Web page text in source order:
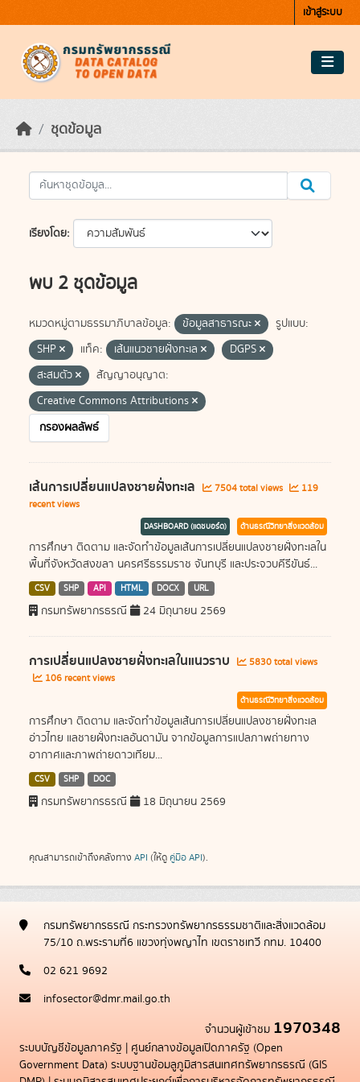
เข้าสู่ระบบ
ชุดข้อมูล
เรียงโดย
พบ 2 ชุดข้อมูล
หมวดหมู่ตามธรรมาภิบาลข้อมูล: ข้อมูลสาธารณะ
รูปแบบ:
SHP
แท็ค: เส้นแนวชายฝั่งทะเล
DGPS
สะสมตัว
สัญญาอนุญาต:
Creative Commons Attributions
กรองผลลัพธ์
เส้นการเปลี่ยนแปลงชายฝั่งทะเล 7504 total views
119
recent views
DASHBOARD (แดชบอร์ด) ด้านธรณีวิทยาสิ่งแวดล้อม
การศึกษา ติดตาม และจัดทำข้อมูลเส้นการเปลี่ยนแปลงชายฝั่งทะเลใน
พื้นที่จังหวัดสงขลา นครศรีธรรมราช จันทบุรี และประจวบคีรีขันธ์...
CSV SHP API HTML DOCX URL
กรมทรัพยากรธรณี 24 มิถุนายน 2569
การเปลี่ยนแปลงชายฝั่งทะเลในแนวราบ
5830 total views
106 recent views
ด้านธรณีวิทยาสิ่งแวดล้อม
การศึกษา ติดตาม และจัดทำข้อมูลเส้นการเปลี่ยนแปลงชายฝั่งทะเล
อ่าวไทย แลชายฝั่งทะเลอันดามัน จากข้อมูลการแปลภาพถ่ายทาง
อากาศและภาพถ่ายดาวเทียม...
CSV SHP DOC
กรมทรัพยากรธรณี 18 มิถุนายน 2569
คุณสามารถเข้าถึงคลังทาง API (ให้ดู คู่มือ API).
กรมทรัพยากรธรณี กระทรวงทรัพยากรธรรมชาติและสิ่งแวดล้อม
75/10 ถ.พระรามที่6 แขวงทุ่งพญาไท เขตราชเทวี กทม. 10400
02 621 9692
infosector@dmr.mail.go.th
จำนวนผู้เข้าชม 1970348
ระบบบัญชีข้อมูลภาครัฐ | ศูนย์กลางข้อมูลเปิดภาครัฐ (Open
Government Data) ระบบฐานข้อมลูภูมิสารสนเทศทรัพยากรธรณี (GIS